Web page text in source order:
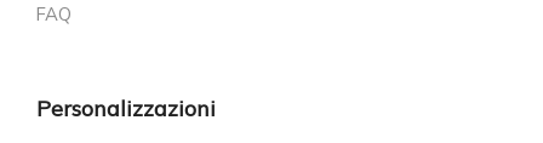
FAQ
Personalizzazioni